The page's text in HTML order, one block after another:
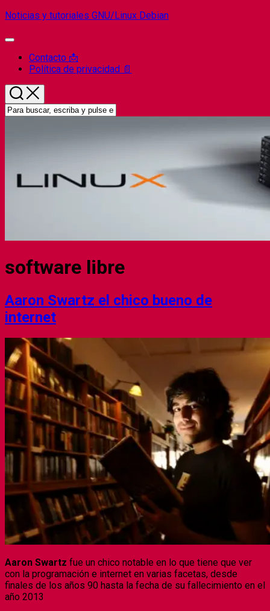
Saltar
contenido
Noticias y tutoriales GNU/Linux Debian
Ampliar
menú Contacto 📩
Política de privacidad 📄
software libre
Aaron Swartz el chico bueno de
internet
Aaron Swartz fue un chico notable en lo que tiene que ver
con la programación e internet en varias facetas, desde
finales de los años 90 hasta la fecha de su fallecimiento en el
año 2013